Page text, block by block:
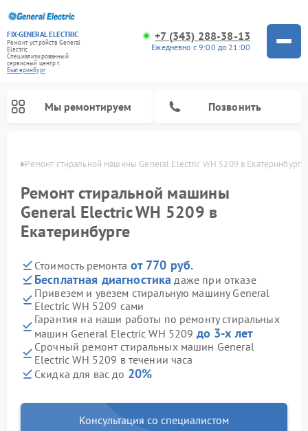
FIX-GENERAL ELECTRIC
Ремонт устройств General
Electric
Специализированный
cервисный центр г.
Екатеринбург
+7 (343) 288-38-13
Ежедневно с 9:00 до 21:00
Мы ремонтируем Позвонить
Ремонт стиральной машины General Electric WH 5209 в Екатеринбурге
Ремонт стиральной машины
General Electric WH 5209 в
Екатеринбурге
Стоимость ремонта от 770 руб.
Бесплатная диагностика даже при отказе
Привезем и увезем стиральную машину General
Electric WH 5209 сами
Гарантия на наши работы по ремонту стиральных
машин General Electric WH 5209 до 3-х лет
Срочный ремонт стиральных машин General
Electric WH 5209 в течении часа
Скидка для вас до 20%
Консультация со специалистом